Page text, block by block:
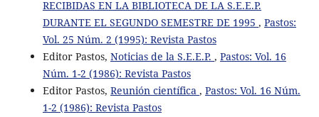
RECIBIDAS EN LA BIBLIOTECA DE LA S.E.E.P.
DURANTE EL SEGUNDO SEMESTRE DE 1995 , Pastos:
Vol. 25 Núm. 2 (1995): Revista Pastos
Editor Pastos, Noticias de la S.E.E.P. , Pastos: Vol. 16
Núm. 1-2 (1986): Revista Pastos
Editor Pastos, Reunión científica , Pastos: Vol. 16 Núm.
1-2 (1986): Revista Pastos